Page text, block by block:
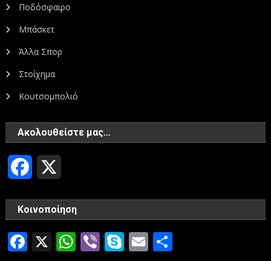
Ποδόσφαιρο
Μπάσκετ
Άλλα Σπορ
Στοίχημα
Κουτσομπολιό
Ακολουθείστε μας…
Facebook
Κοινοποίηση
Facebook
X WhatsApp
ViberSkype
Email